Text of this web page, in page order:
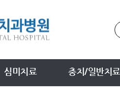
심미치료 충치/일반치료